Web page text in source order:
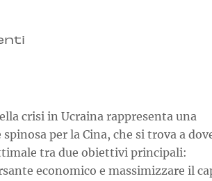
crisi in Ucraina rappresenta una
per la Cina, che si trova a
tra due obiettivi principali:
economico e massimizzare il